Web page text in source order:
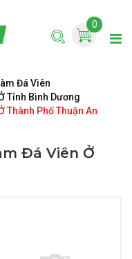
0
Đá Viên
Tỉnh Bình Dương
Thành Phố Thuận An
Đá Viên Ở